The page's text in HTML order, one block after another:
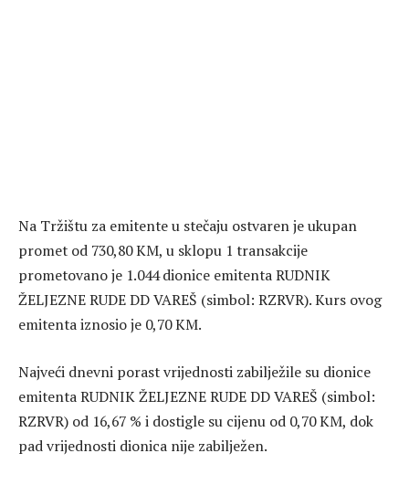
Na Tržištu za emitente u stečaju ostvaren je ukupan
promet od 730,80 KM, u sklopu 1 transakcije
prometovano je 1.044 dionice emitenta RUDNIK
ŽELJEZNE RUDE DD VAREŠ (simbol: RZRVR). Kurs ovog
emitenta iznosio je 0,70 KM.
Najveći dnevni porast vrijednosti zabilježile su dionice
emitenta RUDNIK ŽELJEZNE RUDE DD VAREŠ (simbol:
RZRVR) od 16,67 % i dostigle su cijenu od 0,70 KM, dok
pad vrijednosti dionica nije zabilježen.